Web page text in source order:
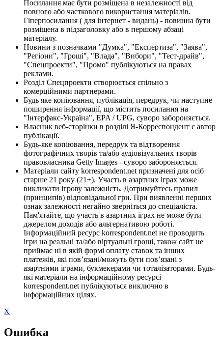
Посилання має бути розміщена в незалежності від
повного або часткового використання матеріалів.
Гіперпосилання ( для інтернет - видань) - повинна бути
розміщена в підзаголовку або в першому абзаці
матеріалу.
Новини з позначками "Думка", "Експертиза", "Заява",
"Регіони", "Гроші", "Влада", "Вибори", "Тест-драйв",
"Спецпроекти", "Промо" публікуються на правах
реклами.
Розділ Спецпроекти створюється спільно з
комерційними партнерами.
Будь яке копіювання, публікація, передрук, чи наступне
поширення інформації, що містить посилання на
"Інтерфакс-Україна", EPA / UPG, суворо забороняється.
Власник веб-сторінки в розділі Я-Корреспондент є автор
публікації.
Будь-яке копіювання, передрук та відтворення
фотографічних творів та/або аудіовізуальних творів
правовласника Getty Images - суворо забороняється.
Матеріали сайту korrespondent.net призначені для осіб
старше 21 року (21+). Участь в азартних іграх може
викликати ігрову залежність. Дотримуйтесь правил
(принципів) відповідальної гри. При виявленні перших
ознак залежності негайно зверніться до спеціаліста.
Пам'ятайте, що участь в азартних іграх не може бути
джерелом доходів або альтернативою роботі.
Інформаційний ресурс korrespondent.net не проводить
ігри на реальні та/або віртуальні гроші, також сайт не
приймає ні в якій формі оплату ставок та інших
платежів, які пов’язані/можуть бути пов’язані з
азартними іграми, букмекерами чи тоталізаторами. Будь-
які матеріали на інформаційному ресурсі
korrespondent.net публікуються виключно в
інформаційних цілях.
X
Ошибка